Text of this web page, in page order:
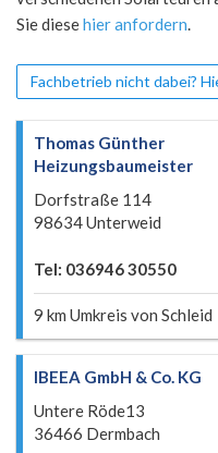
Sie diesehier anfordern.
Fachbetrieb nicht dabei?
Thomas Günther
Heizungsbaumeister
Dorfstraße 114
98634 Unterweid
Tel: 036946 30550
9 km Umkreis von Schleid
IBEEA GmbH & Co. KG
Untere Röde13
36466 Dermbach